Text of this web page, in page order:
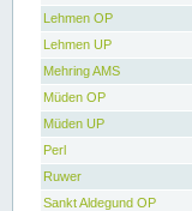
Lehmen OP
Lehmen UP
Mehring AMS
Müden OP
Müden UP
Perl
Ruwer
Sankt Aldegund OP